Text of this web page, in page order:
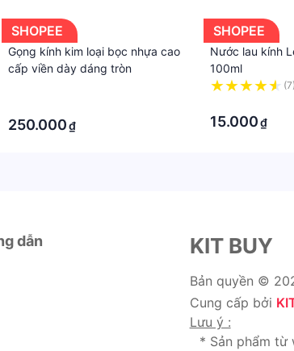
SHOPEE
Gọng kính kim loại bọc nhựa cao
cấp viền dày dáng tròn
250.000₫
SHOPEE
Nước lau kính
100ml
(7)
15.000₫
dẫn KIT BUY
Bản quyền ©
Cung cấp bởi
Lưu ý :
* Sản phẩm từ